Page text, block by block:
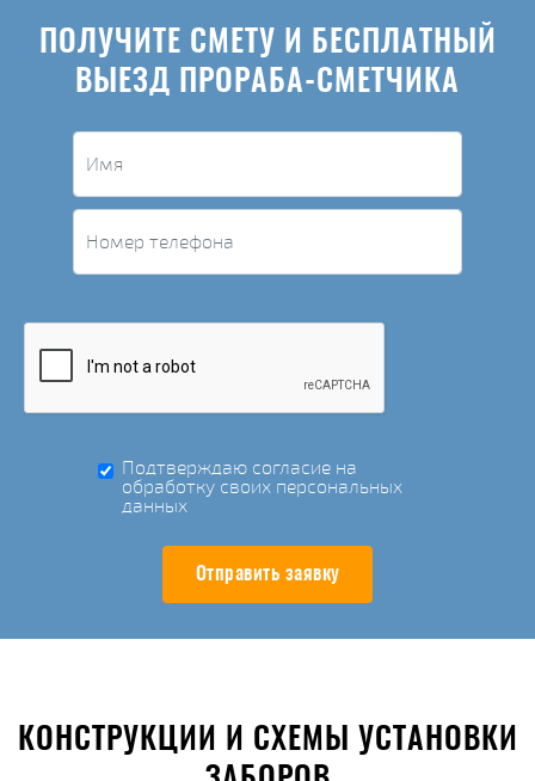
ПОЛУЧИТЕ СМЕТУ И БЕСПЛАТНЫЙ
ВЫЕЗД ПРОРАБА-СМЕТЧИКА
Подтверждаю согласие на
обработку своих персональных
данных
Отправить заявку
КОНСТРУКЦИИ И СХЕМЫ УСТАНОВКИ